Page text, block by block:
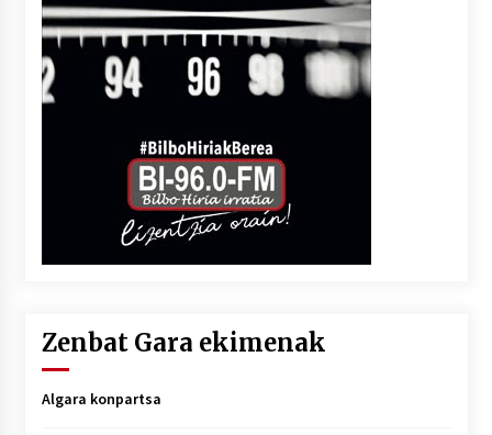
Zenbat Gara ekimenak
Algara konpartsa